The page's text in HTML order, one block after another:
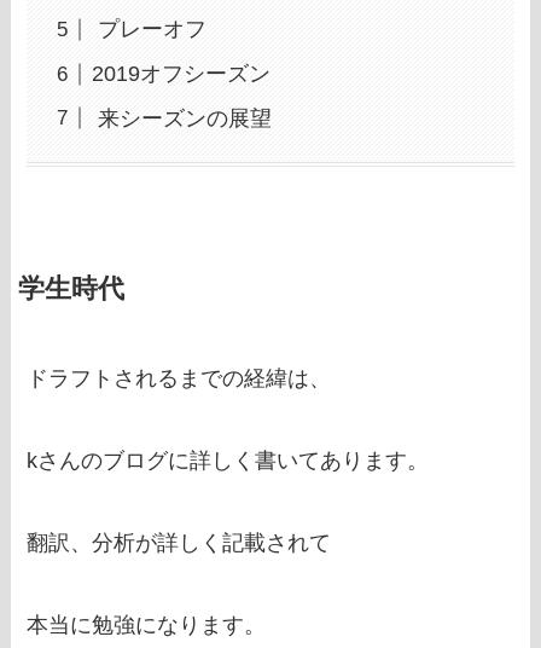
プレーオフ
2019オフシーズン
来シーズンの展望
学生時代
ドラフトされるまでの経緯は、
kさんのブログに詳しく書いてあります。
翻訳、分析が詳しく記載されて
本当に勉強になります。